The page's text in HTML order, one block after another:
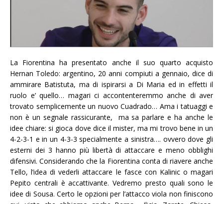
La Fiorentina ha presentato anche il suo quarto acquisto
Hernan Toledo: argentino, 20 anni compiuti a gennaio, dice di
ammirare Batistuta, ma di ispirarsi a Di Maria ed in effetti il
ruolo e’ quello… magari ci accontenteremmo anche di aver
trovato semplicemente un nuovo Cuadrado… Ama i tatuaggi e
non è un segnale rassicurante, ma sa parlare e ha anche le
idee chiare: si gioca dove dice il mister, ma mi trovo bene in un
4-2-3-1 e in un 4-3-3 specialmente a sinistra…. ovvero dove gli
esterni dei 3 hanno più libertà di attaccare e meno obblighi
difensivi. Considerando che la Fiorentina conta di riavere anche
Tello, l’idea di vederli attaccare le fasce con Kalinic o magari
Pepito centrali è accattivante. Vedremo presto quali sono le
idee di Sousa. Certo le opzioni per l’attacco viola non finiscono